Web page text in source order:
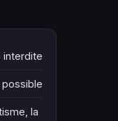
interdite
possible
la